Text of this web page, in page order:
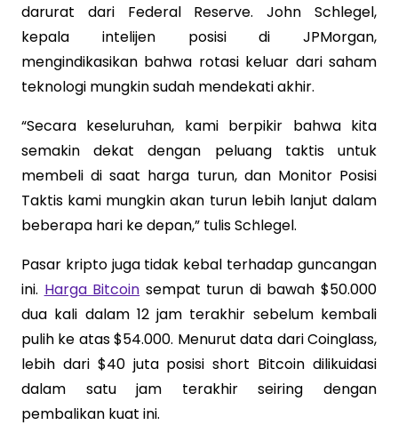
darurat dari Federal Reserve. John Schlegel,
kepala intelijen posisi di JPMorgan,
mengindikasikan bahwa rotasi keluar dari saham
teknologi mungkin sudah mendekati akhir.
“Secara keseluruhan, kami berpikir bahwa kita
semakin dekat dengan peluang taktis untuk
membeli di saat harga turun, dan Monitor Posisi
Taktis kami mungkin akan turun lebih lanjut dalam
beberapa hari ke depan,” tulis Schlegel.
Pasar kripto juga tidak kebal terhadap guncangan
ini. Harga Bitcoin sempat turun di bawah $50.000
dua kali dalam 12 jam terakhir sebelum kembali
pulih ke atas $54.000. Menurut data dari Coinglass,
lebih dari $40 juta posisi short Bitcoin dilikuidasi
dalam satu jam terakhir seiring dengan
pembalikan kuat ini.